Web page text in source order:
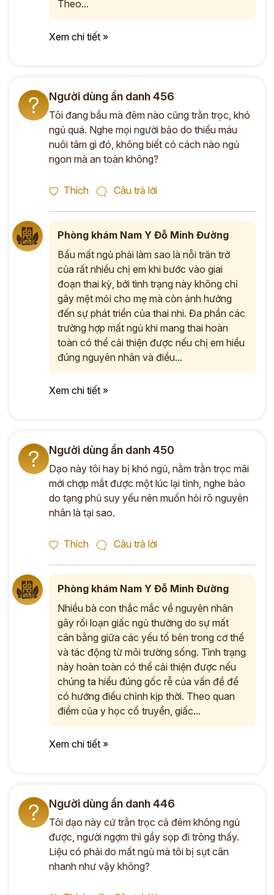
Theo...
Xem chi tiết »
? Người dùng ẩn danh 456
Tôi đang bầu mà đêm nào cũng trằn trọc, khó
ngủ quá. Nghe mọi người bảo do thiếu máu
nuôi tâm gì đó, không biết có cách nào ngủ
ngon mà an toàn không?
Thích Câu trả lời
Phòng khám Nam Y Đỗ Minh Đường
Bầu mất ngủ phải làm sao là nỗi trăn trở
của rất nhiều chị em khi bước vào giai
đoạn thai kỳ, bởi tình trạng này không chỉ
gây mệt mỏi cho mẹ mà còn ảnh hưởng
đến sự phát triển của thai nhi. Đa phần các
trường hợp mất ngủ khi mang thai hoàn
toàn có thể cải thiện được nếu chị em hiểu
đúng nguyên nhân và điều...
Xem chi tiết »
? Người dùng ẩn danh 450
Dạo này tôi hay bị khó ngủ, nằm trằn trọc mãi
mới chợp mắt được một lúc lại tỉnh, nghe bảo
do tạng phủ suy yếu nên muốn hỏi rõ nguyên
nhân là tại sao.
Thích Câu trả lời
Phòng khám Nam Y Đỗ Minh Đường
Nhiều bà con thắc mắc về nguyên nhân
gây rối loạn giấc ngủ thường do sự mất
cân bằng giữa các yếu tố bên trong cơ thể
và tác động từ môi trường sống. Tình trạng
này hoàn toàn có thể cải thiện được nếu
chúng ta hiểu đúng gốc rễ của vấn đề để
có hướng điều chỉnh kịp thời. Theo quan
điểm của y học cổ truyền, giấc...
Xem chi tiết »
? Người dùng ẩn danh 446
Tôi dạo này cứ trằn trọc cả đêm không ngủ
được, người ngợm thì gầy sọp đi trông thấy.
Liệu có phải do mất ngủ mà tôi bị sụt cân
nhanh như vậy không?